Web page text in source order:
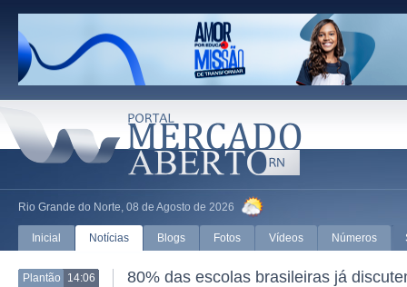
Rio Grande do Norte, 08 de Agosto de 2026
Inicial Notícias Blogs Fotos Vídeos Números
Plantão 14:06 80% das escolas brasileiras já